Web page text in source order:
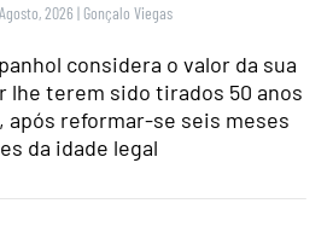
2026 | Gonçalo Viegas
considera o valor da sua
lhe terem sido tirados 50 anos
após reformar-se seis meses
da idade legal